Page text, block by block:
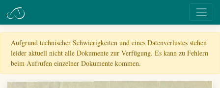
Aufgrund technischer Schwierigkeiten und eines Datenverlustes stehen
leider aktuell nicht alle Dokumente zur Verfügung. Es kann zu Fehlern
beim Aufrufen einzelner Dokumente kommen.